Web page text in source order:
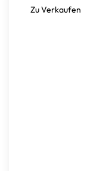
Zu Verkaufen